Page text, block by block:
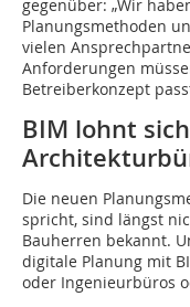
gegenüber: „Wir
Planungsmethoden
vielen
Anforderungen
Betreiberkonzept
BIM lohnt
Die neuen
spricht, sind längst
Bauherren bekannt.
digitale Planung mit
oder Ingenieurbüros